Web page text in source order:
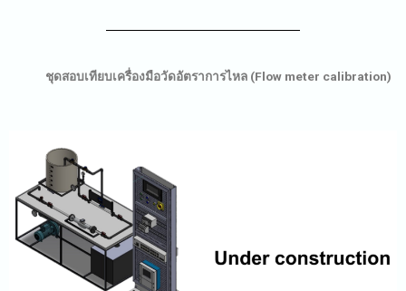
ชุดสอบเทียบเครื่องมือวัดอัตราการไหล (Flow meter calibration)